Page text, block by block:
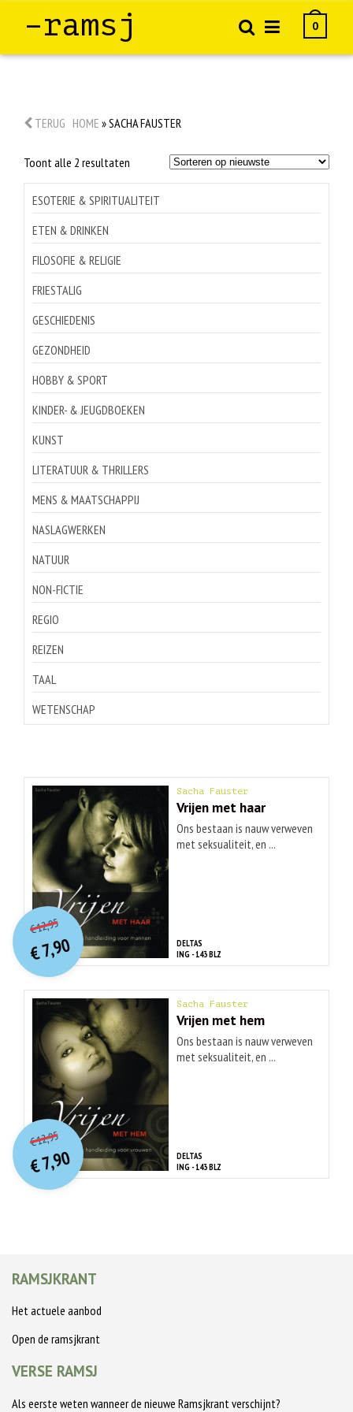
–ramsj 0
TERUG HOME »SACHA FAUSTER
Toont alle 2 resultaten Gesorteerd
nieuwste
ESOTERIE & SPIRITUALITEIT
ETEN & DRINKEN
FILOSOFIE & RELIGIE
FRIESTALIG
GESCHIEDENIS
GEZONDHEID
HOBBY & SPORT
KINDER- & JEUGDBOEKEN
KUNST
LITERATUUR & THRILLERS
MENS & MAATSCHAPPIJ
NASLAGWERKEN
NATUUR
NON-FICTIE
REGIO
REIZEN
TAAL
WETENSCHAP
Sacha Fauster
Vrijen met haar
Ons bestaan is nauw verweven
met seksualiteit, en ...
DELTAS
ING - 143 BLZ
€12,95O
orspr
onkelijke
prijs
was:
€ 12,95.
€7,90
Huidige
prijs
is:
€ 7,90.
Sacha Fauster
Vrijen met hem
Ons bestaan is nauw verweven
met seksualiteit, en ...
DELTAS
ING - 143 BLZ
€12,95O
orspr
onkelijke
prijs
was:
€ 12,95.
€7,90
Huidige
prijs
is:
€ 7,90.
RAMSJKRANT
Het actuele aanbod
Open de ramsjkrant
VERSE RAMSJ
Als eerste weten wanneer de nieuwe Ramsjkrant verschijnt?